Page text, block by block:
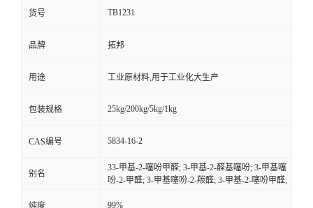
货号 TB1231
品牌 拓邦
用途 工业原材料,用于工业化大生产
包装规格 25kg/200kg/5kg/1kg
CAS编号 5834-16-2
别名
33-甲基-2-噻吩甲醛; 3-甲基-2-醛基噻吩; 3-甲基噻
吩-2-甲醛; 3-甲基噻吩-2-羰醛; 3-甲基-2-噻吩甲醛;
纯度 99%